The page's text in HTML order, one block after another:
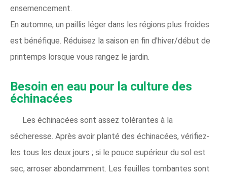
ensemencement.
En automne, un paillis léger dans les régions plus froides
est bénéfique. Réduisez la saison en fin d'hiver/début de
printemps lorsque vous rangez le jardin.
Besoin en eau pour la culture des
échinacées
Les échinacées sont assez tolérantes à la
sécheresse. Après avoir planté des échinacées, vérifiez-
les tous les deux jours ; si le pouce supérieur du sol est
sec, arroser abondamment. Les feuilles tombantes sont